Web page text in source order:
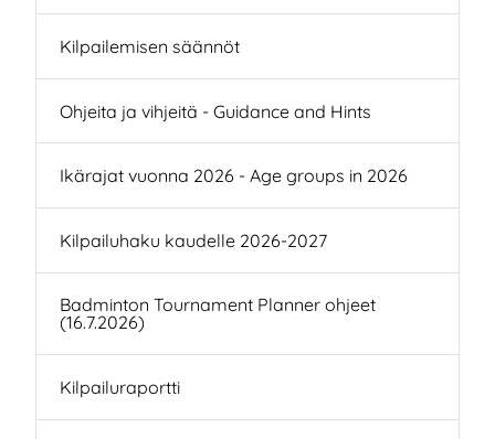
Kilpailemisen säännöt
Ohjeita ja vihjeitä - Guidance and Hints
Ikärajat vuonna 2026 - Age groups in 2026
Kilpailuhaku kaudelle 2026-2027
Badminton Tournament Planner ohjeet
(16.7.2026)
Kilpailuraportti